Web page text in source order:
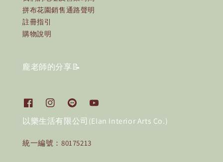
拼布花園銷售通路聲明
註冊指引
購物說明
龐老師的分享📝
以樂生活有限公司(Elan Interior Arts Co.)
統一編號：80175213